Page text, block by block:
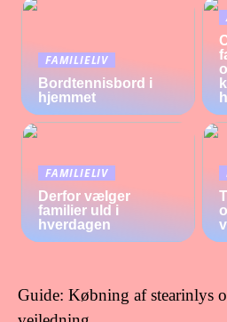
FAMILIELIV
Bordtennisbord i
hjemmet
FAMILIELIV
Derfor vælger
familier uld i
hverdagen
Guide: Købning af stearinlys